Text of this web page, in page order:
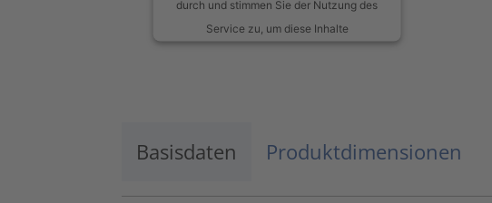
durch und stimmen Sie der Nutzung des
Service zu, um diese Inhalte
Akzeptieren
Basisdaten Produktdimensionen